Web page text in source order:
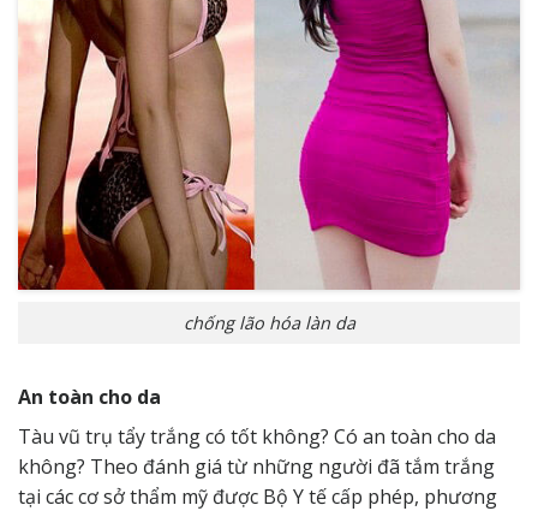
chống lão hóa làn da
An toàn cho da
Tàu vũ trụ tẩy trắng có tốt không? Có an toàn cho da
không? Theo đánh giá từ những người đã tắm trắng
tại các cơ sở thẩm mỹ được Bộ Y tế cấp phép, phương